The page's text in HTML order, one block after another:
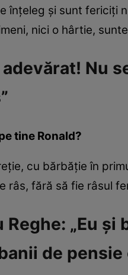
înțeleg și sunt fericiți
nici o hârtie,
adevărat! Nu
tine Ronald?
cu bărbăție în
râs, fără să fie râsul
„Eu
de